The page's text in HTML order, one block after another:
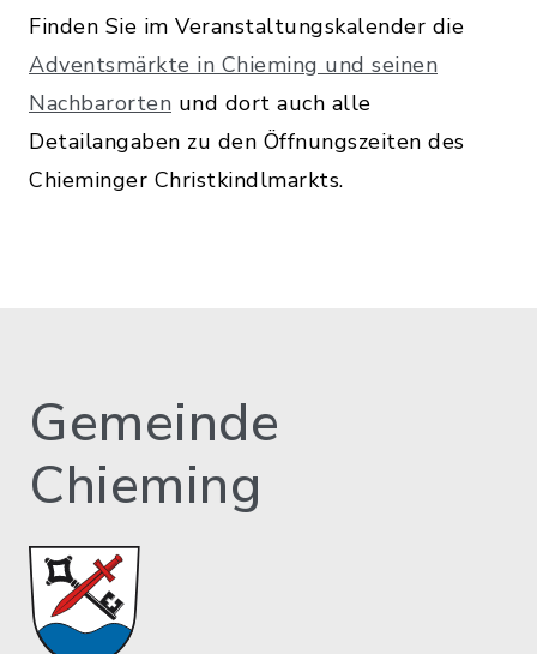
Finden Sie im Veranstaltungskalender die
Adventsmärkte in Chieming und seinen
Nachbarorten und dort auch alle
Detailangaben zu den Öffnungszeiten des
Chieminger Christkindlmarkts.
Gemeinde
Chieming